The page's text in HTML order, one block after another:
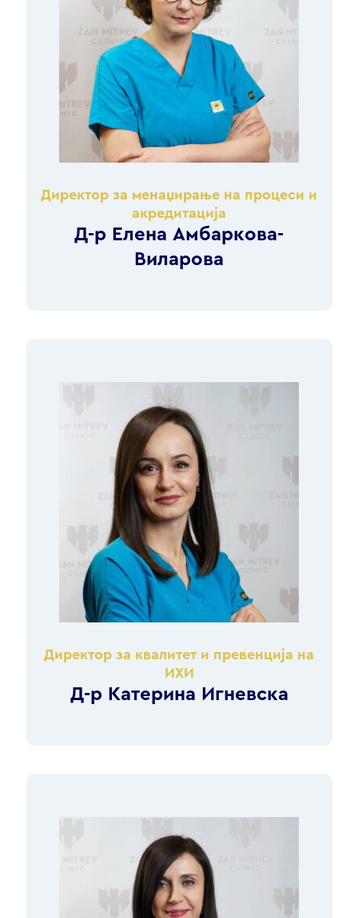
Директор за менаџирање на процеси и
акредитација
Д-р Елена Амбаркова-
Виларова
Директор за квалитет и превенција на
ИХИ
Д-р Катерина Игневска